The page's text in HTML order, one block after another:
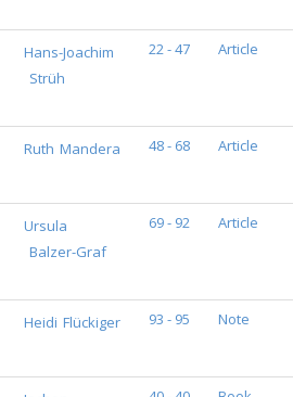
Hans-Joachim
Strüh
22 - 47 Article
Ruth Mandera 48 - 68 Article
Ursula
Balzer-Graf
69 - 92 Article
Heidi Flückiger 93 - 95 Note